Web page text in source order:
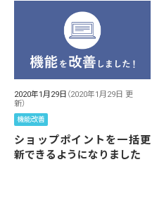
2020年1月29日 （2020年1月29日 更
新）
機能改善
ショップポイントを一括更
新できるようになりました